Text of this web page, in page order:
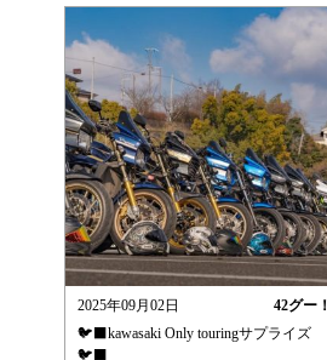
2025年09月02日 42グー！
🐦‍⬛kawasaki Only touringサプライズ
🐦‍⬛